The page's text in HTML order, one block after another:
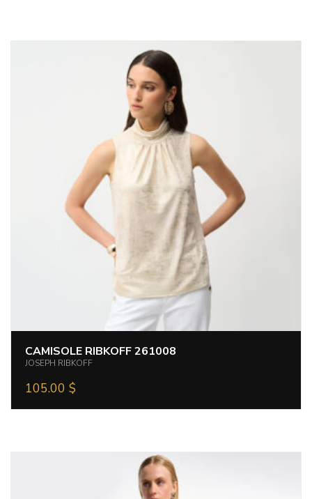
CAMISOLE RIBKOFF 261008
JOSEPH RIBKOFF
105.00 $